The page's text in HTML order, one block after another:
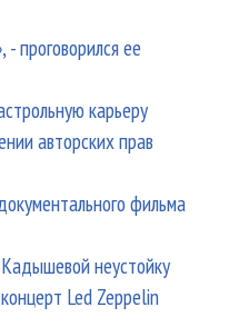
проговорился ее
карьеру
авторских прав
фильма
неустойку
Led Zeppelin